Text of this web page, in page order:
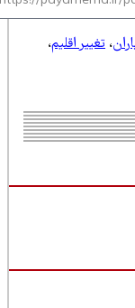
تغییر اقلیم،